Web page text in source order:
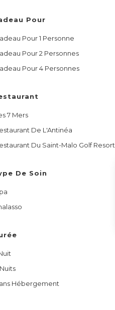
Pour
Pour 1 Personne
Pour 2 Personnes
Pour 4 Personnes
7 Mers
De L'Antinéa
Du Saint-Malo Golf Resort
De Soin
Hébergement